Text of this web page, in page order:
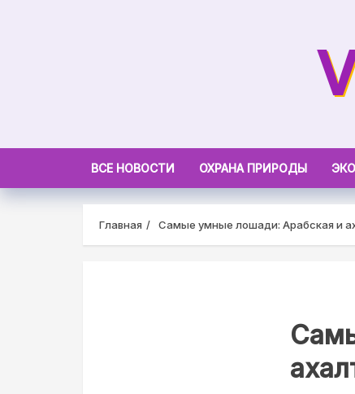
ВСЕ НОВОСТИ ОХРАНА ПРИРОДЫ
Главная Самые умные лошади: Арабская и